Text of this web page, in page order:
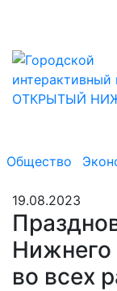
Общество
19.08.2023
Нижнего
во всех